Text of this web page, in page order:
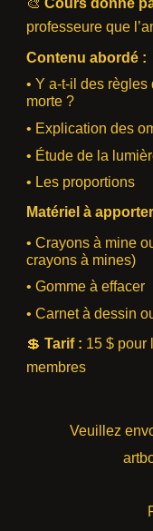
🎨Cours donné
professeure que
Contenu abordé :
• Y a-t-il des
morte ?
• Explication des
• Étude de la
• Les proportions
Matériel à
• Crayons à mine
crayons à mines)
• Gomme à effacer
• Carnet à dessin
💲Tarif : 15 $ pour
membres
Veuillez